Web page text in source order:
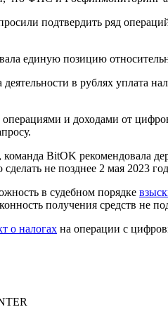
подтвердить ряд
единую позицию
в рублях уплата
и доходами от
BitOK рекомендовала
не позднее 2 мая 2023
в судебном порядке
получения средств не
о налогах на операции с